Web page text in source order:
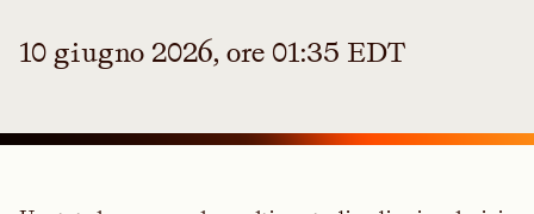
10 giugno 2026, ore 01:35 EDT